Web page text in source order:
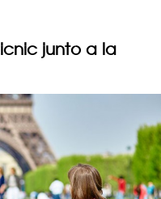
junto a la